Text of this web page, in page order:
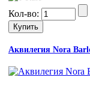
Кол-во:
Аквилегия Nora